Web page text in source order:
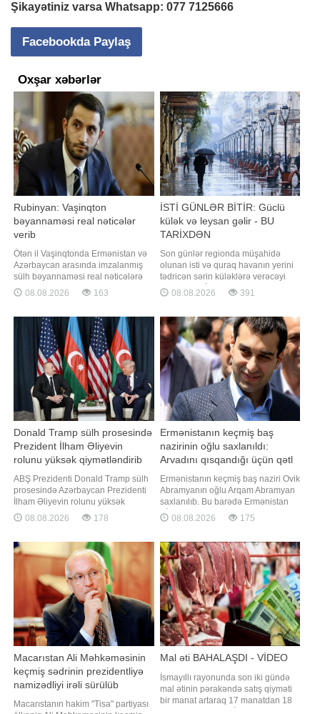
Şikayətiniz varsa Whatsapp: 077 7125666
Facebookda Paylaş
Oxşar xəbərlər
Rubinyan: Vaşinqton
bəyannaməsi real nəticələr
verib
Ötən il Vaşinqtonda Ermənistan və
Azərbaycan arasında imzalanmış
sülh bəyannaməsi real nəticələrə
gətirib çıxarıb. "Report" xəbər verir
ki, bu barədə Ermənistan
Rubinyan bəyannamənin
imzalanmasının birinci ildönümü
münasibətilə etdiyi
videomüraciətində bildirib. "Bi
08.08.2026 163
İSTİ GÜNLƏR BİTİR: Güclü
külək və leysan gəlir - BU
TARİXDƏN
Son günlər regionda müşahidə
olunan isti və quraq havanın yerini
tədricən sərin küləklərə verəcəyi
gözlənilir. BİG.AZ -a istinadla xəbər
verir ki, hava tətbiqi proqramlarında
temperaturun düşəcəyi qeyd edilir.
Xüsusilə gələn həftənin sonu iki
gün yağış yağacağı
proqnozlaşdırılır
08.08.2026 391
Donald Tramp sülh prosesində
Prezident İlham Əliyevin
rolunu yüksək qiymətləndirib
ABŞ Prezidenti Donald Tramp sülh
prosesində Azərbaycan Prezidenti
İlham Əliyevin rolunu yüksək
qiymətləndirib. "Report" xəbər verir
ki, ABŞ Prezidenti bu barədə
danışığı zamanı bildirib. Telefon
danışığı zamanı 2025-ci il avqustun
8-də Vaşinqtonda keçirilmiş v
08.08.2026 178
Ermənistanın keçmiş baş
nazirinin oğlu saxlanıldı:
Arvadını qısqandığı üçün qətl
sifariş etdi
Ermənistanın keçmiş baş naziri Ovik
Abramyanın oğlu Arqam Abramyan
saxlanılıb. Bu barədə Ermənistan
KİV-ə istinadən məlumat verir. Qeyd
edilir ki, A.Abramyan "Çiçəklənən
Qaqik Sarukyanın kürəkənidir. Daha
əvvəl Ermənistan İstintaq
Komitəsinin bildirdiyinə görə
08.08.2026 175
Macarıstan Ali Məhkəməsinin
keçmiş sədrinin prezidentliyə
namizədliyi irəli sürülüb
Macarıstanın hakim "Tisa" partiyası
Mal əti BAHALAŞDI - VİDEO
İsmayıllı rayonunda son iki gündə
mal ətinin pərakəndə satış qiyməti
bir manat artaraq 17 manatdan 18